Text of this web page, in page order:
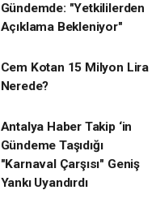
Gündemde: "Yetkililerden
Açıklama Bekleniyor"
Cem Kotan 15 Milyon Lira
Nerede?
Antalya Haber Takip ‘in
Gündeme Taşıdığı
"Karnaval Çarşısı" Geniş
Yankı Uyandırdı